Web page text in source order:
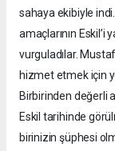
sahaya ekibiyle
amaçlarının
vurguladılar.
hizmet etmek için
Birbirinden değerli
Eskil tarihinde
birinizin şüphesi